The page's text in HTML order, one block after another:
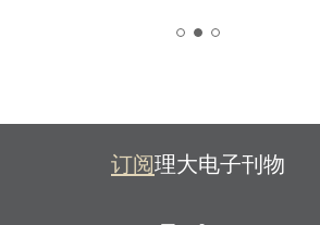
订阅理大电子刊物